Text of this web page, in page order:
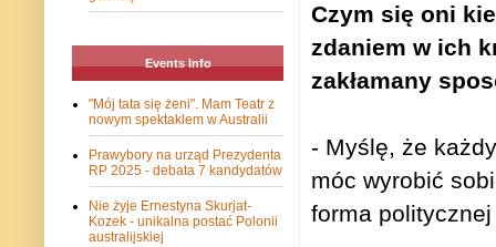
Czym się oni
zdaniem w ich
zakłamany
- Myślę, że
móc wyrobić
forma
Events Info
"Mój tata się żeni". Mam Teatr z
nowym spektaklem w Australii
Prawybory na urząd Prezydenta
RP 2025 - debata 7 kandydatów
Nie żyje Ernestyna Skurjat-
Kozek - unikalna postać Polonii
australijskiej